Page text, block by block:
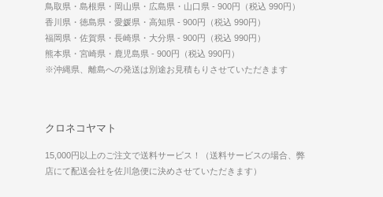
鳥取県・島根県・岡山県・広島県・山口県 - 900円（税込 990円）
香川県・徳島県・愛媛県・高知県 - 900円（税込 990円）
福岡県・佐賀県・長崎県・大分県 - 900円（税込 990円）
熊本県・宮崎県・鹿児島県 - 900円（税込 990円）
※沖縄県、離島への発送は別途お見積もりさせていただきます
クロネコヤマト
15,000円以上のご注文で送料サービス！（送料サービスの場合、弊
店にて配送会社を佐川急便に決めさせていただきます）